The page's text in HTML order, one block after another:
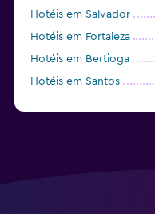
Hotéis em Salvador
Hotéis em Fortaleza
Hotéis em Bertioga
Hotéis em Santos